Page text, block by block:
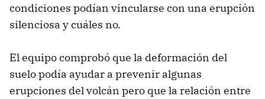
condiciones podían vincularse con una erupción
silenciosa y cuáles no.
El equipo comprobó que la deformación del
suelo podía ayudar a prevenir algunas
erupciones del volcán pero que la relación entre